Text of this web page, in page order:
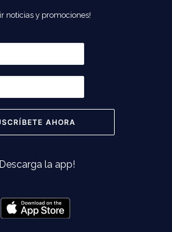
noticias y promociones!
la app!